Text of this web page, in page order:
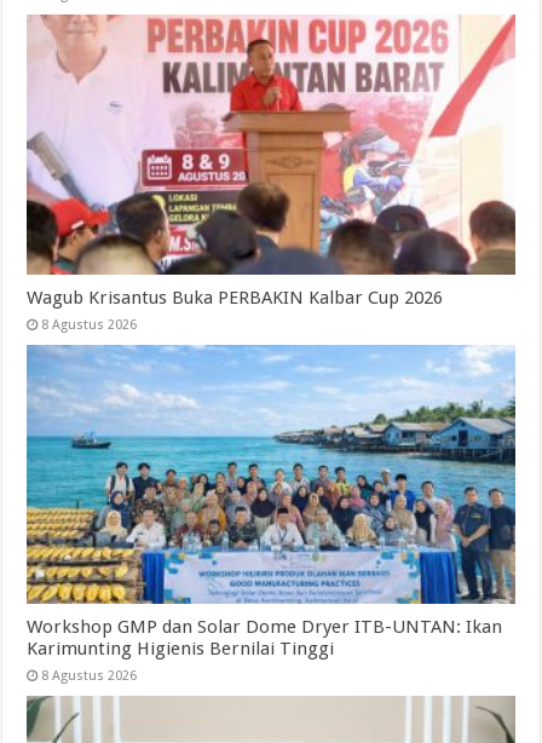
Wagub Krisantus Buka PERBAKIN Kalbar Cup 2026
8 Agustus 2026
Workshop GMP dan Solar Dome Dryer ITB-UNTAN: Ikan
Karimunting Higienis Bernilai Tinggi
8 Agustus 2026